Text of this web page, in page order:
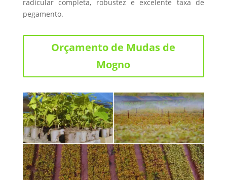
radicular completa, robustez e excelente taxa de
pegamento.
Orçamento de Mudas de
Mogno